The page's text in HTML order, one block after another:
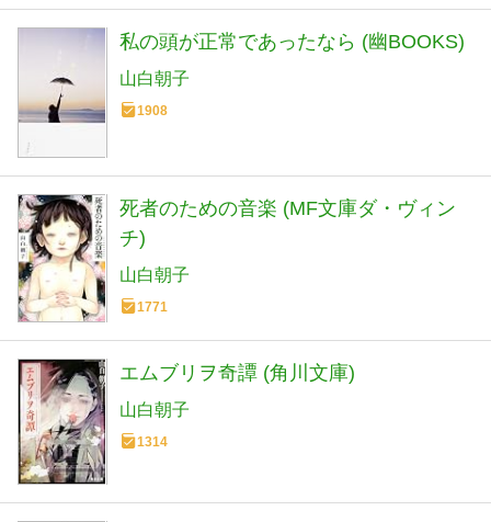
私の頭が正常であったなら (幽BOOKS)
山白朝子
1908
死者のための音楽 (MF文庫ダ・ヴィン
チ)
山白朝子
1771
エムブリヲ奇譚 (角川文庫)
山白朝子
1314